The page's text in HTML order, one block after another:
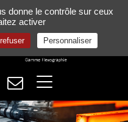
80 10
cookies
donne le contrôle sur ceux
activer
Personnaliser